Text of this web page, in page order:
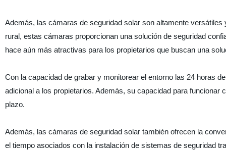
Además, las cámaras de seguridad solar son altamente
rural, estas cámaras proporcionan una solución de seguridad
hace aún más atractivas para los propietarios que buscan una
Con la capacidad de grabar y monitorear el entorno las 24 horas
adicional a los propietarios. Además, su capacidad para
plazo.
Además, las cámaras de seguridad solar también ofrecen la
el tiempo asociados con la instalación de sistemas de seguridad